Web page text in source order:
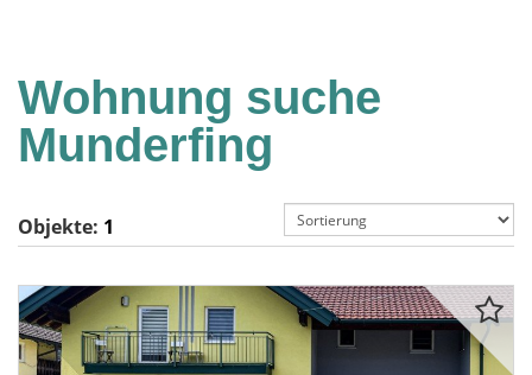
Wohnung suche
Munderfing
Objekte: 1